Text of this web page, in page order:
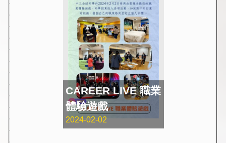
CAREER LIVE 職業
體驗遊戲
2024-02-02